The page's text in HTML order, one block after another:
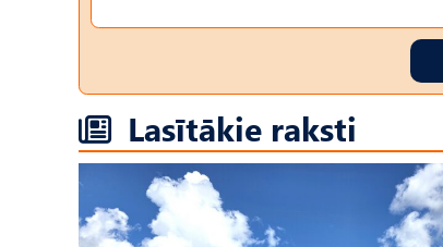
Lasītākie raksti